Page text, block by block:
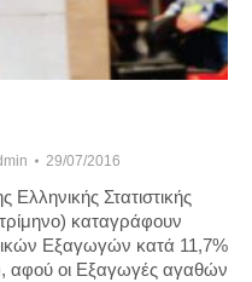
29/07/2016
Ελληνικής Στατιστικής
καταγράφουν
Εξαγωγών κατά 11,7%
αφού οι Εξαγωγές αγαθών